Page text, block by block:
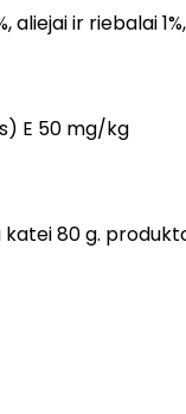
aliejai ir riebalai
E 50 mg/kg
katei 80 g.